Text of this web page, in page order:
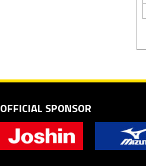
OFFICIAL SPONSOR